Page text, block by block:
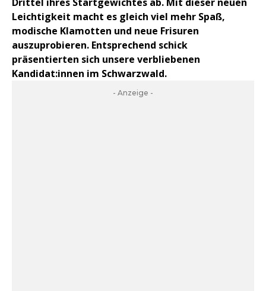
Leichtigkeit macht es gleich viel mehr Spaß,
modische Klamotten und neue Frisuren
auszuprobieren. Entsprechend schick
präsentierten sich unsere verbliebenen
Kandidat:innen im Schwarzwald.
- Anzeige -